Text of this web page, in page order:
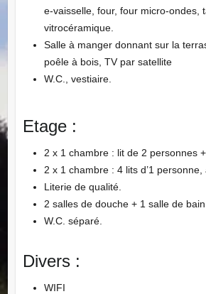
e-vaisselle, four, four micro-ondes,
vitrocéramique.
Salle à manger donnant sur la
poêle à bois, TV par satellite
W.C., vestiaire.
Etage :
2 x 1 chambre : lit de 2 personnes
2 x 1 chambre : 4 lits d’1
Literie de qualité.
2 salles de douche + 1 salle de bain.
W.C. séparé.
Divers :
WIFI